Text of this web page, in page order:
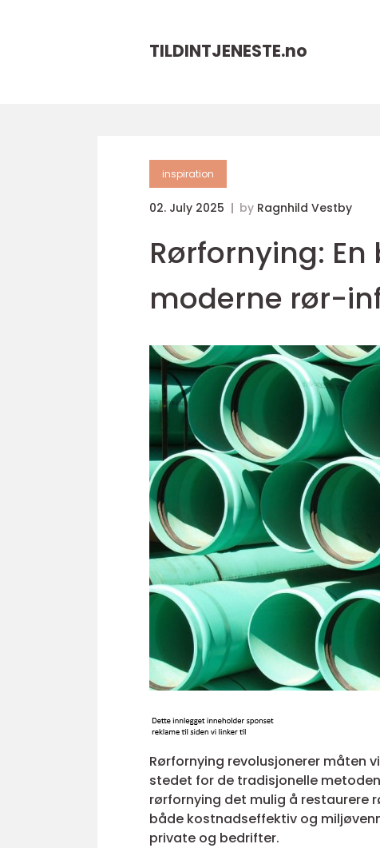
TILDINTJENESTE.no
inspiration
02. July 2025 by Ragnhild Vestby
Rørfornying:
moderne rør-
Rørfornying revolusjonerer måten
stedet for de tradisjonelle
rørfornying det mulig å restaurere
både kostnadseffektiv og
private og bedrifter.